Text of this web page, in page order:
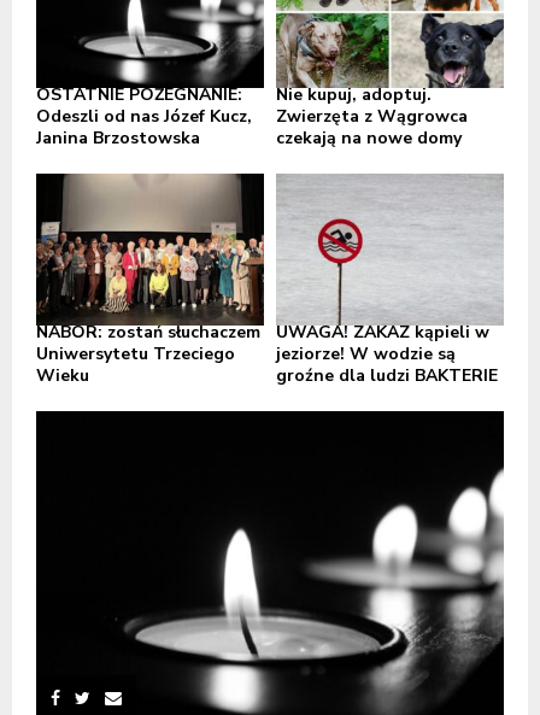
OSTATNIE POŻEGNANIE:
Odeszli od nas Józef Kucz,
Janina Brzostowska
Nie kupuj, adoptuj.
Zwierzęta z Wągrowca
czekają na nowe domy
NABÓR: zostań słuchaczem
Uniwersytetu Trzeciego
Wieku
UWAGA! ZAKAZ kąpieli w
jeziorze! W wodzie są
groźne dla ludzi BAKTERIE